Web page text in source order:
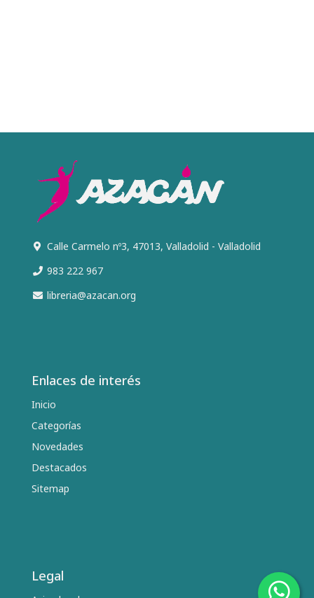
Calle Carmelo nº3, 47013, Valladolid - Valladolid
983 222 967
libreria@azacan.org
Enlaces de interés
Inicio
Categorías
Novedades
Destacados
Sitemap
Legal